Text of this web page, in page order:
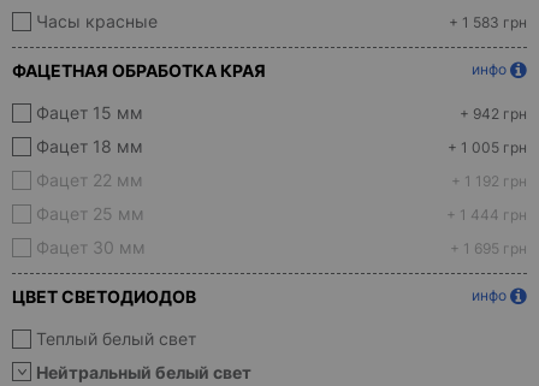
Часы красные + 1 583 грн
ФАЦЕТНАЯ ОБРАБОТКА КРАЯ инфо
Фацет 15 мм + 942 грн
Фацет 18 мм + 1 005 грн
Фацет 22 мм + 1 192 грн
Фацет 25 мм + 1 444 грн
Фацет 30 мм + 1 695 грн
ЦВЕТ СВЕТОДИОДОВ инфо
Теплый белый свет
Нейтральный белый свет